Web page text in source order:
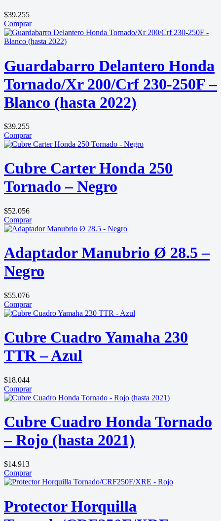
$39.255
Comprar
Guardabarro Delantero Honda
Tornado/Xr 200/Crf 230-250F –
Blanco (hasta 2022)
$39.255
Comprar
Cubre Carter Honda 250
Tornado – Negro
$52.056
Comprar
Adaptador Manubrio Ø 28.5 –
Negro
$55.076
Comprar
Cubre Cuadro Yamaha 230
TTR – Azul
$18.044
Comprar
Cubre Cuadro Honda Tornado
– Rojo (hasta 2021)
$14.913
Comprar
Protector Horquilla